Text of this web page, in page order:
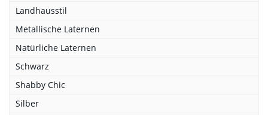
Landhausstil
Metallische Laternen
Natürliche Laternen
Schwarz
Shabby Chic
Silber